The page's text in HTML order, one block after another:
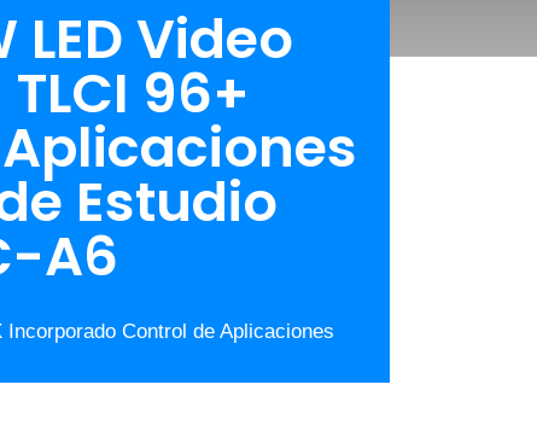
Video
96+
Estudio
A6
Control de Aplicaciones